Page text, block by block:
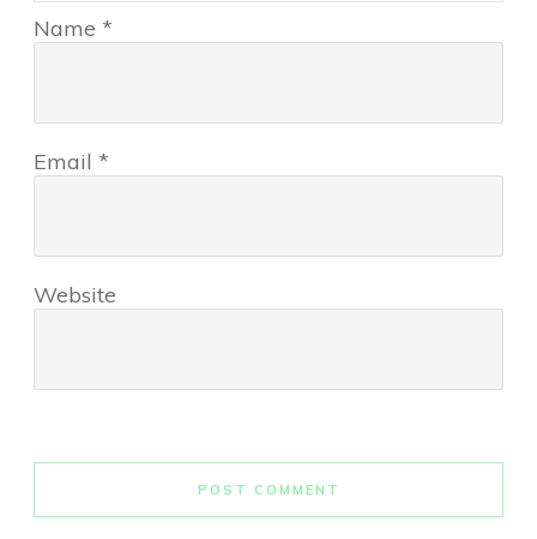
Name *
Email *
Website
POST COMMENT